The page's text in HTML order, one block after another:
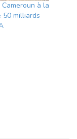
Cameroun à la
50 milliards